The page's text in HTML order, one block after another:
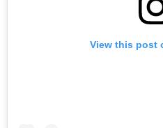
View this post